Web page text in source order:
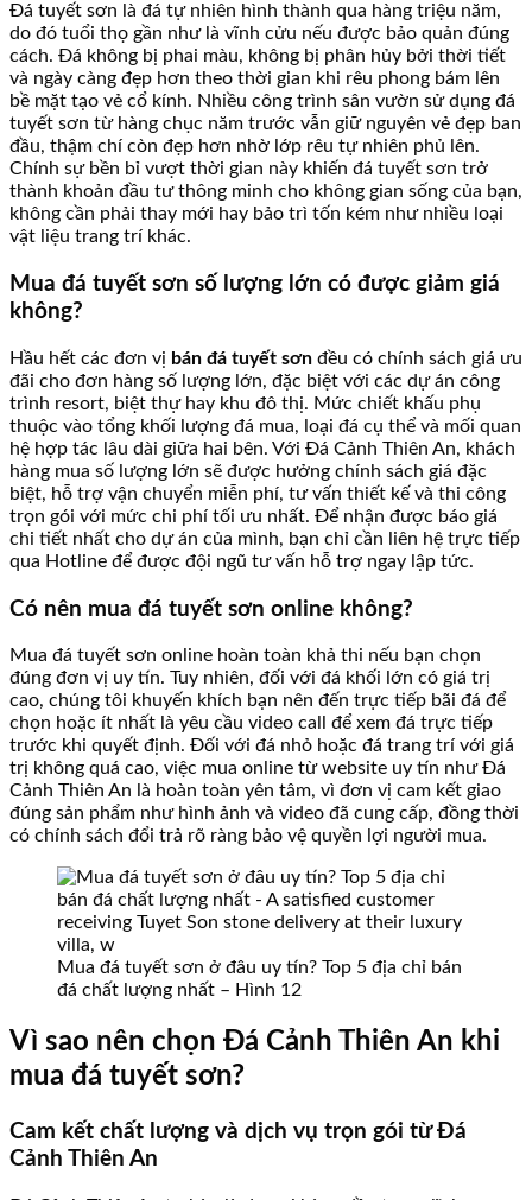
Đá tuyết sơn là đá tự nhiên hình thành qua hàng triệu năm,
do đó tuổi thọ gần như là vĩnh cửu nếu được bảo quản đúng
cách. Đá không bị phai màu, không bị phân hủy bởi thời tiết
và ngày càng đẹp hơn theo thời gian khi rêu phong bám lên
bề mặt tạo vẻ cổ kính. Nhiều công trình sân vườn sử dụng đá
tuyết sơn từ hàng chục năm trước vẫn giữ nguyên vẻ đẹp ban
đầu, thậm chí còn đẹp hơn nhờ lớp rêu tự nhiên phủ lên.
Chính sự bền bỉ vượt thời gian này khiến đá tuyết sơn trở
thành khoản đầu tư thông minh cho không gian sống của bạn,
không cần phải thay mới hay bảo trì tốn kém như nhiều loại
vật liệu trang trí khác.
Mua đá tuyết sơn số lượng lớn có được giảm giá
không?
Hầu hết các đơn vị bán đá tuyết sơn đều có chính sách giá ưu
đãi cho đơn hàng số lượng lớn, đặc biệt với các dự án công
trình resort, biệt thự hay khu đô thị. Mức chiết khấu phụ
thuộc vào tổng khối lượng đá mua, loại đá cụ thể và mối quan
hệ hợp tác lâu dài giữa hai bên. Với Đá Cảnh Thiên An, khách
hàng mua số lượng lớn sẽ được hưởng chính sách giá đặc
biệt, hỗ trợ vận chuyển miễn phí, tư vấn thiết kế và thi công
trọn gói với mức chi phí tối ưu nhất. Để nhận được báo giá
chi tiết nhất cho dự án của mình, bạn chỉ cần liên hệ trực tiếp
qua Hotline để được đội ngũ tư vấn hỗ trợ ngay lập tức.
Có nên mua đá tuyết sơn online không?
Mua đá tuyết sơn online hoàn toàn khả thi nếu bạn chọn
đúng đơn vị uy tín. Tuy nhiên, đối với đá khối lớn có giá trị
cao, chúng tôi khuyến khích bạn nên đến trực tiếp bãi đá để
chọn hoặc ít nhất là yêu cầu video call để xem đá trực tiếp
trước khi quyết định. Đối với đá nhỏ hoặc đá trang trí với giá
trị không quá cao, việc mua online từ website uy tín như Đá
Cảnh Thiên An là hoàn toàn yên tâm, vì đơn vị cam kết giao
đúng sản phẩm như hình ảnh và video đã cung cấp, đồng thời
có chính sách đổi trả rõ ràng bảo vệ quyền lợi người mua.
Mua đá tuyết sơn ở đâu uy tín? Top 5 địa chỉ bán
đá chất lượng nhất – Hình 12
Vì sao nên chọn Đá Cảnh Thiên An khi
mua đá tuyết sơn?
Cam kết chất lượng và dịch vụ trọn gói từ Đá
Cảnh Thiên An